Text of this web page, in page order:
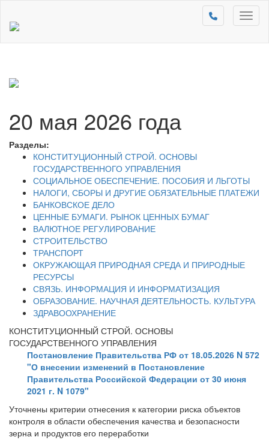
20 мая 2026 года
Разделы:
КОНСТИТУЦИОННЫЙ СТРОЙ. ОСНОВЫ
ГОСУДАРСТВЕННОГО УПРАВЛЕНИЯ
СОЦИАЛЬНОЕ ОБЕСПЕЧЕНИЕ. ПОСОБИЯ И ЛЬГОТЫ
НАЛОГИ, СБОРЫ И ДРУГИЕ ОБЯЗАТЕЛЬНЫЕ ПЛАТЕЖИ
БАНКОВСКОЕ ДЕЛО
ЦЕННЫЕ БУМАГИ. РЫНОК ЦЕННЫХ БУМАГ
ВАЛЮТНОЕ РЕГУЛИРОВАНИЕ
СТРОИТЕЛЬСТВО
ТРАНСПОРТ
ОКРУЖАЮЩАЯ ПРИРОДНАЯ СРЕДА И ПРИРОДНЫЕ
РЕСУРСЫ
СВЯЗЬ. ИНФОРМАЦИЯ И ИНФОРМАТИЗАЦИЯ
ОБРАЗОВАНИЕ. НАУЧНАЯ ДЕЯТЕЛЬНОСТЬ. КУЛЬТУРА
ЗДРАВООХРАНЕНИЕ
КОНСТИТУЦИОННЫЙ СТРОЙ. ОСНОВЫ
ГОСУДАРСТВЕННОГО УПРАВЛЕНИЯ
Постановление Правительства РФ от 18.05.2026 N 572
"О внесении изменений в Постановление
Правительства Российской Федерации от 30 июня
2021 г. N 1079"
Уточнены критерии отнесения к категории риска объектов
контроля в области обеспечения качества и безопасности
зерна и продуктов его переработки